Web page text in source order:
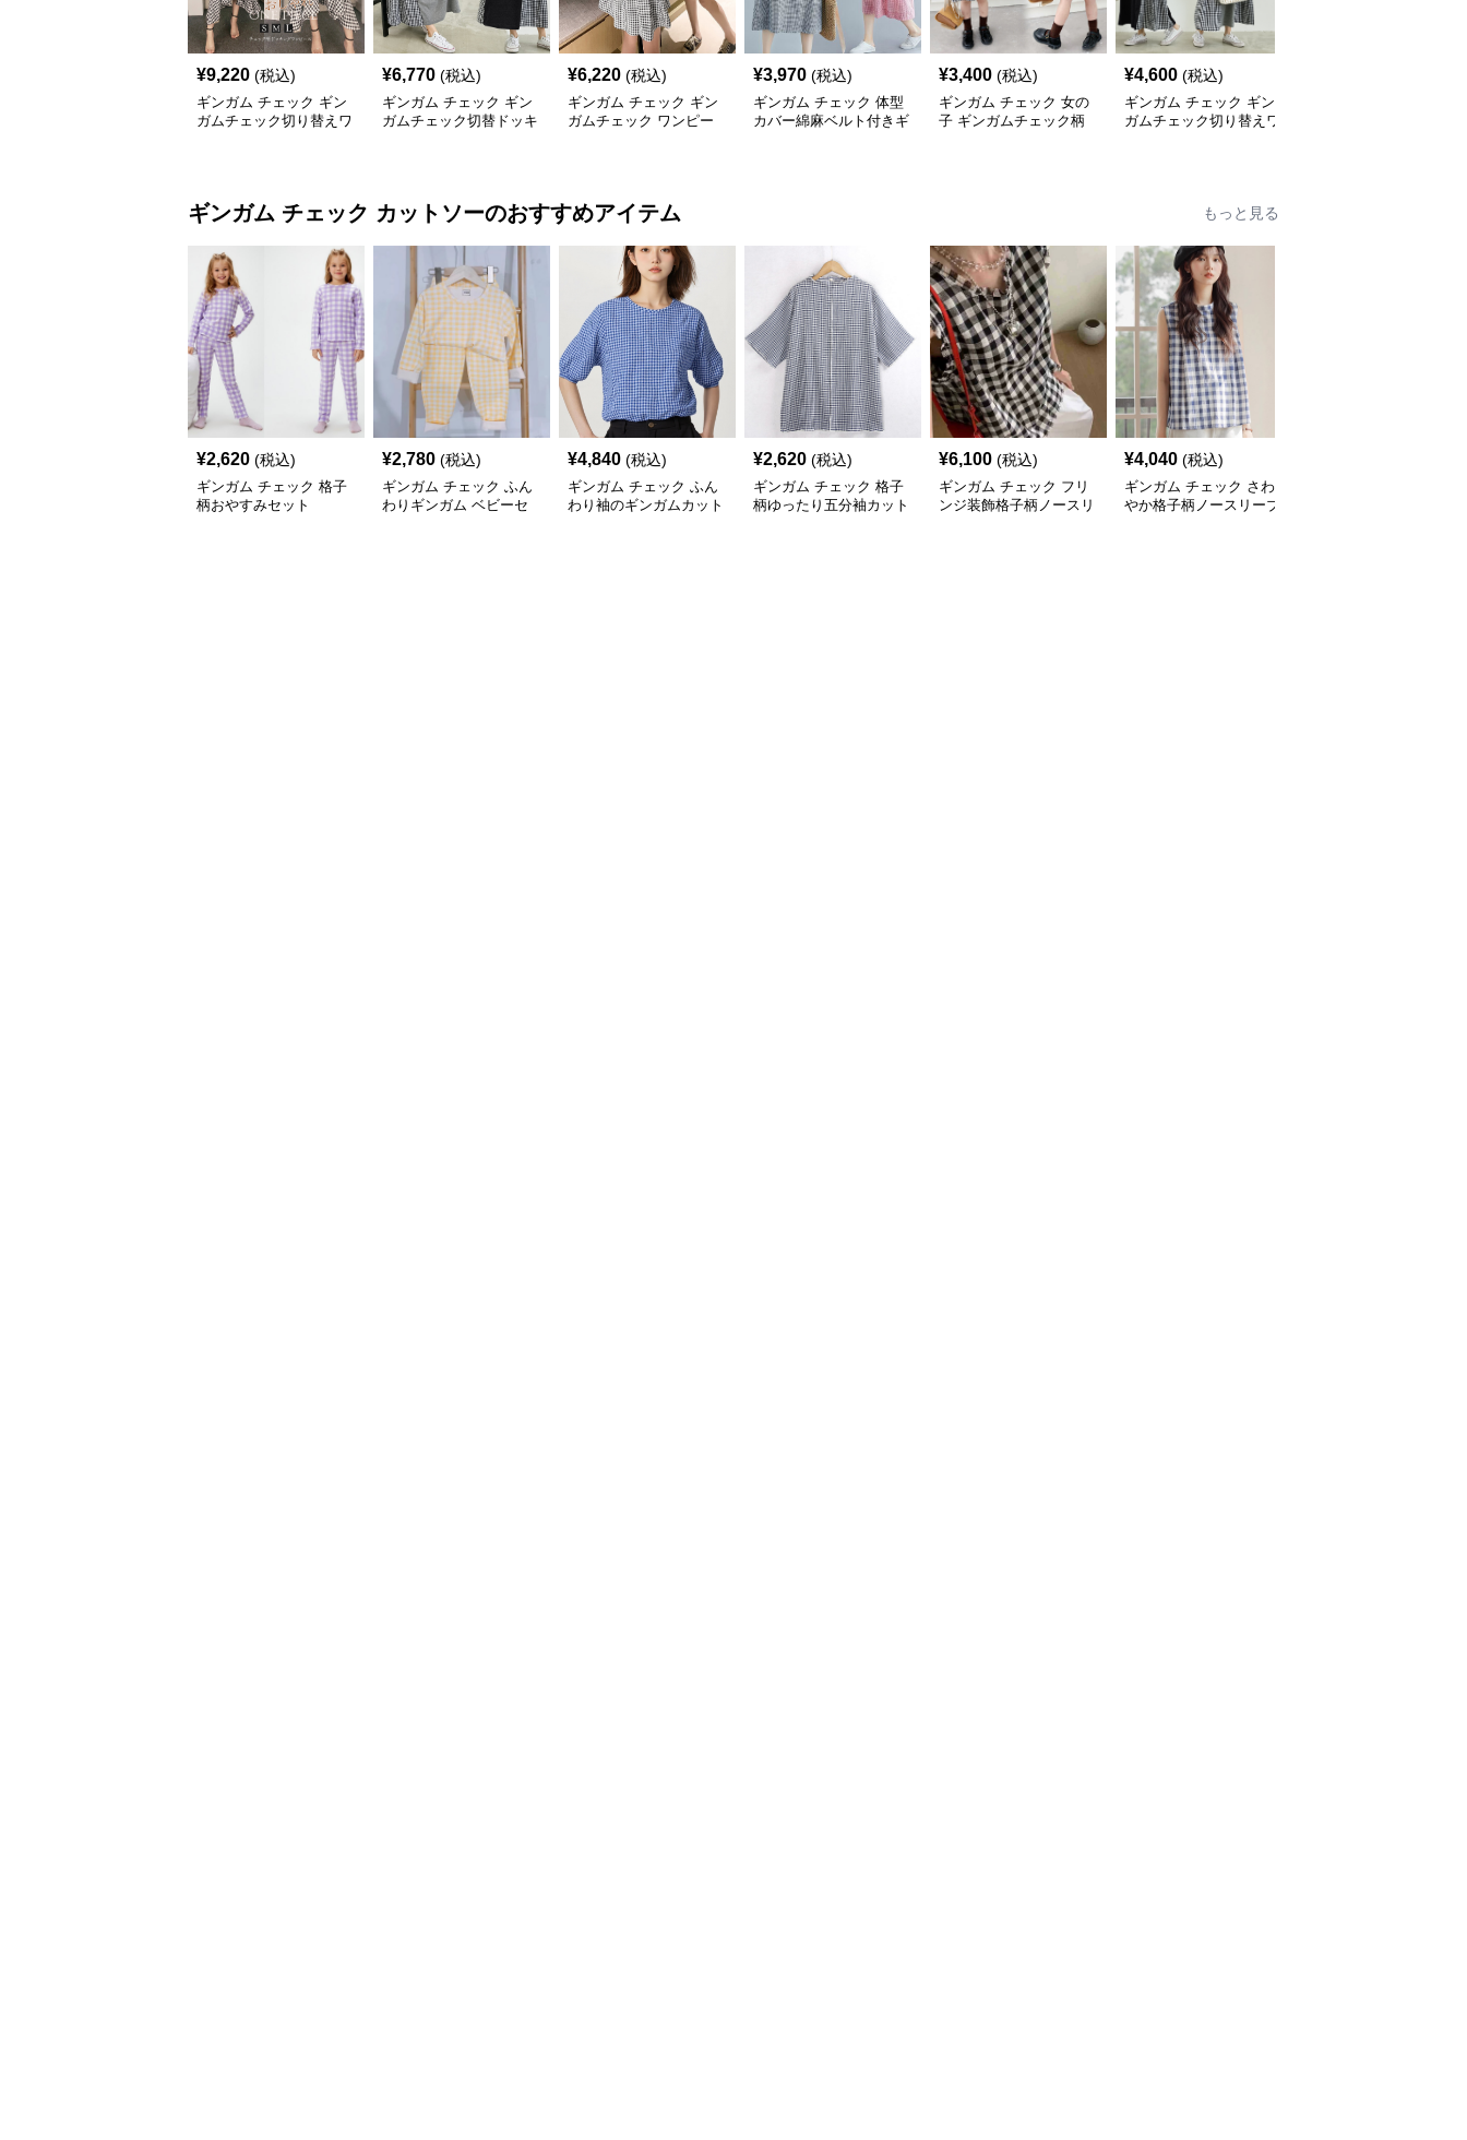
¥9,220 (税込)
ギンガム チェック ギン
ガムチェック切り替えワ
¥6,770 (税込)
ギンガム チェック ギン
ガムチェック切替ドッキ
¥6,220 (税込)
ギンガム チェック ギン
ガムチェック ワンピー
¥3,970 (税込)
ギンガム チェック 体型
カバー綿麻ベルト付きギ
¥3,400 (税込)
ギンガム チェック 女の
子 ギンガムチェック柄
¥4,600 (税込)
ギンガム チェック ギン
ガムチェック切り替えワ
ギンガム チェック カットソーのおすすめアイテム もっと見る
¥2,620 (税込)
ギンガム チェック 格子
柄おやすみセット
¥2,780 (税込)
ギンガム チェック ふん
わりギンガム ベビーセ
¥4,840 (税込)
ギンガム チェック ふん
わり袖のギンガムカット
¥2,620 (税込)
ギンガム チェック 格子
柄ゆったり五分袖カット
¥6,100 (税込)
ギンガム チェック フリ
ンジ装飾格子柄ノースリ
¥4,040 (税込)
ギンガム チェック さわ
やか格子柄ノースリーブ